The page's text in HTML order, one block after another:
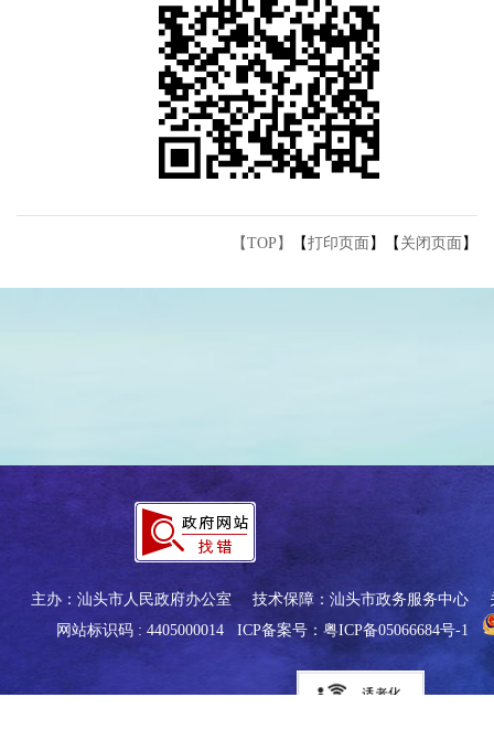
【TOP】 【打印页面 】【 关闭页面 】
主办：汕头市人民政府办公室 技术保障：汕头市政务服务中心
网站标识码 : 4405000014 ICP备案号：粤ICP备05066684号-1